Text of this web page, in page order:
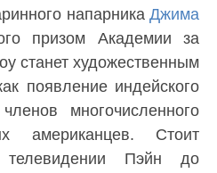
напарника Джима
призом Академии за
станет художественным
появление индейского
многочисленного
американцев. Стоит
Пэйн до